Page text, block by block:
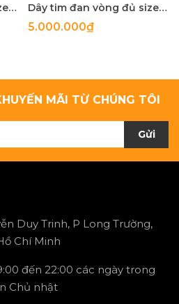
Dây tim đan vòng đủ size q.5-2.5mm Dây tim đan vòng đủ size q.5-2.5mm
5.000.000₫
MÃI TỪ CHÚNG TÔI
Gửi
Duy Trinh, P Long Trường,
Chí Minh
đến 22:00 các ngày trong
Chủ nhật